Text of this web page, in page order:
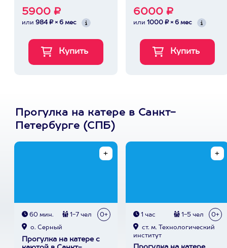
5900 ₽
или 984 ₽ × 6 мес
6000 ₽
или 1000 ₽ × 6 мес
Прогулка на катере в Санкт-
Петербурге (СПБ)
60 мин. 1-7 чел 0+
о. Серный
Прогулка на катере с
1 час 1-5 чел 0+
ст. м. Технологический
институт